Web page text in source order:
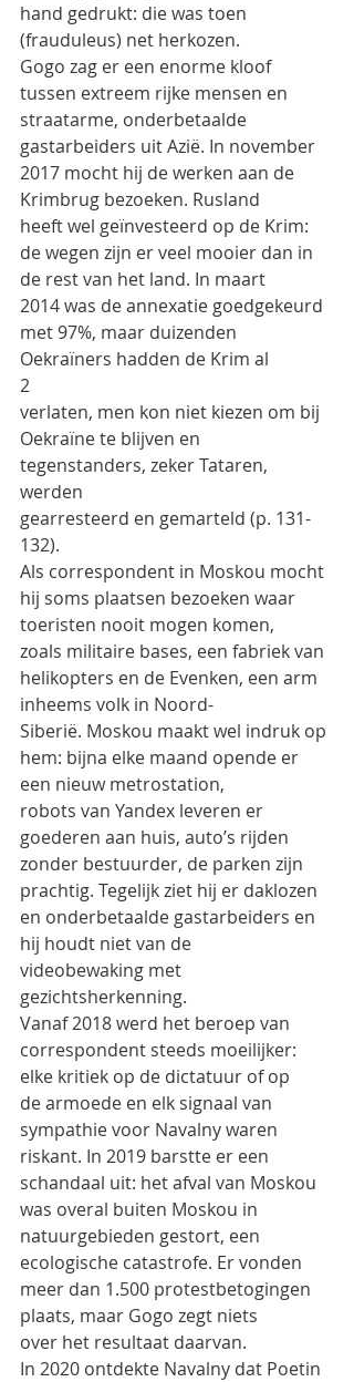
hand gedrukt: die was toen
(frauduleus) net herkozen.
Gogo zag er een enorme kloof
tussen extreem rijke mensen en
straatarme, onderbetaalde
gastarbeiders uit Azië. In november
2017 mocht hij de werken aan de
Krimbrug bezoeken. Rusland
heeft wel geïnvesteerd op de Krim:
de wegen zijn er veel mooier dan in
de rest van het land. In maart
2014 was de annexatie goedgekeurd
met 97%, maar duizenden
Oekraïners hadden de Krim al
2
verlaten, men kon niet kiezen om bij
Oekraïne te blijven en
tegenstanders, zeker Tataren,
werden
gearresteerd en gemarteld (p. 131-
132).
Als correspondent in Moskou mocht
hij soms plaatsen bezoeken waar
toeristen nooit mogen komen,
zoals militaire bases, een fabriek van
helikopters en de Evenken, een arm
inheems volk in Noord-
Siberië. Moskou maakt wel indruk op
hem: bijna elke maand opende er
een nieuw metrostation,
robots van Yandex leveren er
goederen aan huis, auto’s rijden
zonder bestuurder, de parken zijn
prachtig. Tegelijk ziet hij er daklozen
en onderbetaalde gastarbeiders en
hij houdt niet van de
videobewaking met
gezichtsherkenning.
Vanaf 2018 werd het beroep van
correspondent steeds moeilijker:
elke kritiek op de dictatuur of op
de armoede en elk signaal van
sympathie voor Navalny waren
riskant. In 2019 barstte er een
schandaal uit: het afval van Moskou
was overal buiten Moskou in
natuurgebieden gestort, een
ecologische catastrofe. Er vonden
meer dan 1.500 protestbetogingen
plaats, maar Gogo zegt niets
over het resultaat daarvan.
In 2020 ontdekte Navalny dat Poetin